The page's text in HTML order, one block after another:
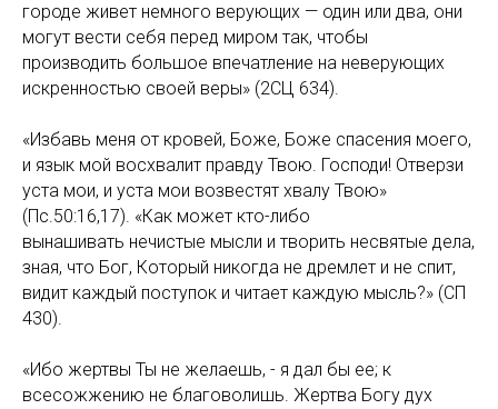
городе живет немного верующих — один или два, они
могут вести себя перед миром так, чтобы
производить большое впечатление на неверующих
искренностью своей веры» (2СЦ 634).
«Избавь меня от кровей, Боже, Боже спасения моего,
и язык мой восхвалит правду Твою. Господи! Отверзи
уста мои, и уста мои возвестят хвалу Твою»
(Пс.50:16,17). «Как может кто-либо
вынашивать нечистые мысли и творить несвятые дела,
зная, что Бог, Который никогда не дремлет и не спит,
видит каждый поступок и читает каждую мысль?» (СП
430).
«Ибо жертвы Ты не желаешь, - я дал бы ее; к
всесожжению не благоволишь. Жертва Богу дух